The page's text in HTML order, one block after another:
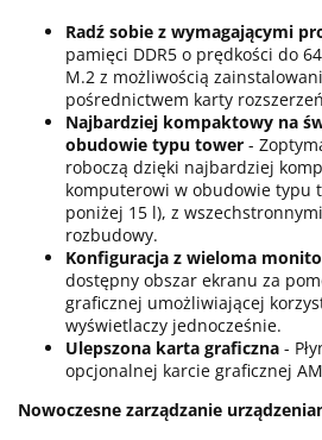
Radź sobie z wymagającymi
pamięci DDR5 o prędkości do
M.2 z możliwością
pośrednictwem karty
Najbardziej kompaktowy na
obudowie typu tower -
roboczą dzięki najbardziej
komputerowi w obudowie typu
poniżej 15 l), z
rozbudowy.
Konfiguracja z wieloma
dostępny obszar ekranu za
graficznej umożliwiającej
wyświetlaczy jednocześnie.
Ulepszona karta graficzna -
opcjonalnej karcie graficznej
Nowoczesne zarządzanie